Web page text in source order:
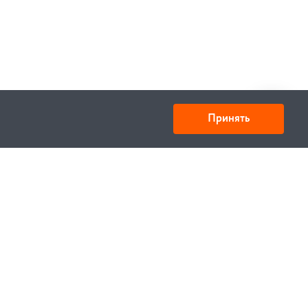
Принять